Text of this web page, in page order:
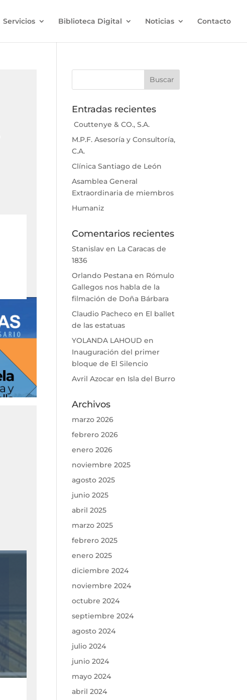
Servicios Biblioteca Digital Noticias Contacto
Entradas recientes
Couttenye & CO., S.A.
M.P.F. Asesoría y Consultoría,
C.A.
Clínica Santiago de León
Asamblea General
Extraordinaria de miembros
Humaniz
Comentarios recientes
Stanislaven La Caracas de
1836
Orlando Pestanaen Rómulo
Gallegos nos habla de la
filmación de Doña Bárbara
Claudio Pachecoen El ballet
de las estatuas
YOLANDA LAHOUD en
Inauguración del primer
bloque de El Silencio
Avril Azocaren Isla del Burro
Archivos
marzo 2026
febrero 2026
enero 2026
noviembre 2025
agosto 2025
junio 2025
abril 2025
marzo 2025
febrero 2025
enero 2025
diciembre 2024
noviembre 2024
octubre 2024
septiembre 2024
agosto 2024
julio 2024
junio 2024
mayo 2024
abril 2024